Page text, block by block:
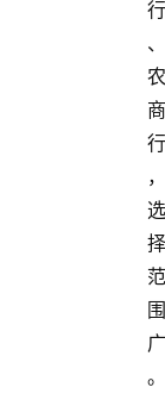
行
、
农
商
行
，
选
择
范
围
广
。